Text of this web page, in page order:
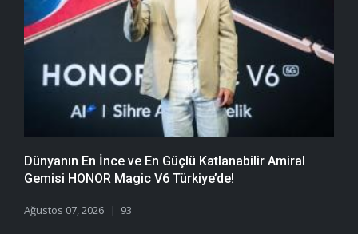
Dünyanın En İnce ve En Güçlü Katlanabilir Amiral
Gemisi HONOR Magic V6 Türkiye’de!
Ağustos 07, 2026 93